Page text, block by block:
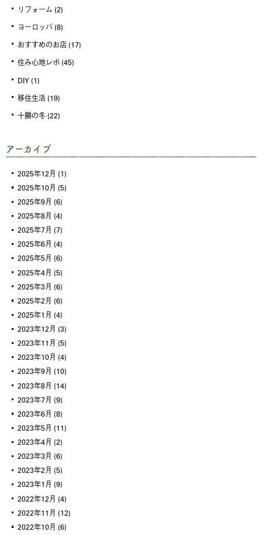
リフォーム (2)
ヨーロッパ (8)
おすすめのお店 (17)
住み心地レポ (45)
DIY (1)
移住生活 (19)
十勝の冬 (22)
アーカイブ
2025年12月 (1)
2025年10月 (5)
2025年9月 (6)
2025年8月 (4)
2025年7月 (7)
2025年6月 (4)
2025年5月 (6)
2025年4月 (5)
2025年3月 (6)
2025年2月 (6)
2025年1月 (4)
2023年12月 (3)
2023年11月 (5)
2023年10月 (4)
2023年9月 (10)
2023年8月 (14)
2023年7月 (9)
2023年6月 (8)
2023年5月 (11)
2023年4月 (2)
2023年3月 (6)
2023年2月 (5)
2023年1月 (9)
2022年12月 (4)
2022年11月 (12)
2022年10月 (6)